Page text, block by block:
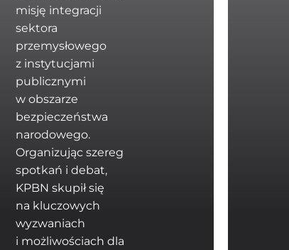
misję integracji
sektora
przemysłowego
z instytucjami
publicznymi
w obszarze
bezpieczeństwa
narodowego.
Organizując szereg
spotkań i debat,
KPBN skupił się
na kluczowych
wyzwaniach
i możliwościach dla